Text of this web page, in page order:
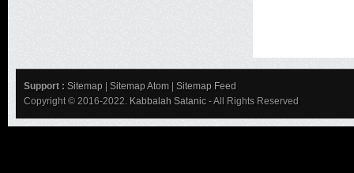
Support : Sitemap Sitemap Atom
Sitemap Feed
Copyright © 2016-2022. Kabbalah Satanic - All Rights Reserved